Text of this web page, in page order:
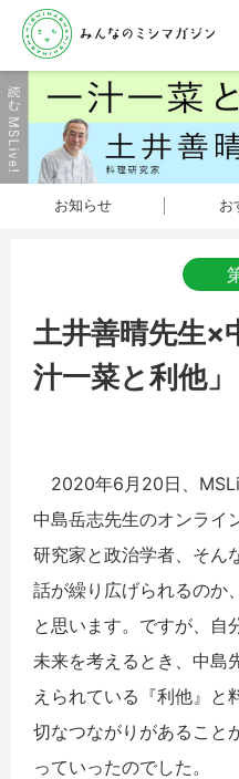
お知らせ お
土井善晴先生×
汁一菜と利他」
2020年6月20日、
中島岳志先生のオンライ
研究家と政治学者、そん
話が繰り広げられるのか
と思います。ですが、自
未来を考えるとき、中島
えられている『利他』と
切なつながりがあること
っていったのでした。